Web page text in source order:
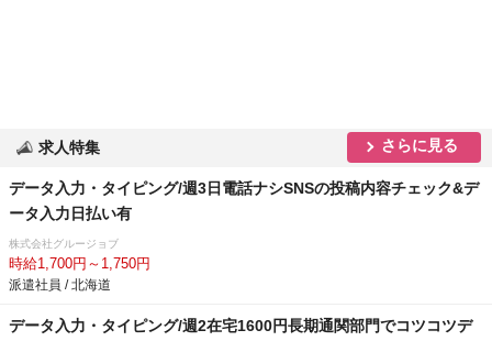
求人特集 さらに見る
データ入力・タイピング/週3日電話ナシSNSの投稿内容チェック&デ
ータ入力日払い有
株式会社グルージョブ
時給1,700円～1,750円
派遣社員 / 北海道
データ入力・タイピング/週2在宅1600円長期通関部門でコツコツデ